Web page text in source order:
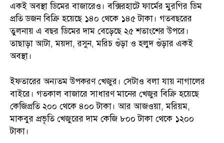
একই অবস্থা ডিমের বাজারেও। বক্সিরহাটে ফার্মের মুরগির ডিম
প্রতি ডজন বিক্রি হয়েছে ১৪০ থেকে ১৪৫ টাকা। গতবছরের
তুলনায় এ বছর ডিমের দাম বেড়েছে ২৫ শতাংশের উপরে।
তাছাড়া আটা, ময়দা, রসুন, মরিচ গুঁড়া ও হলুদ গুঁড়ার একই
অবস্থা।
ইফতারের অন্যতম উপকরণ খেজুর। সেটাও বলা যায় নাগালের
বাইরে। গতকাল বাজারে সাধারণ মানের খেজুর বিক্রি হয়েছে
কেজিপ্রতি ২০০ থেকে ৪০০ টাকা। আর আজওয়া, মরিয়ম,
মাকবুর প্রভৃতি খেজুরের দাম কেজি ৮০০ টাকা থেকে ১২০০
টাকা।